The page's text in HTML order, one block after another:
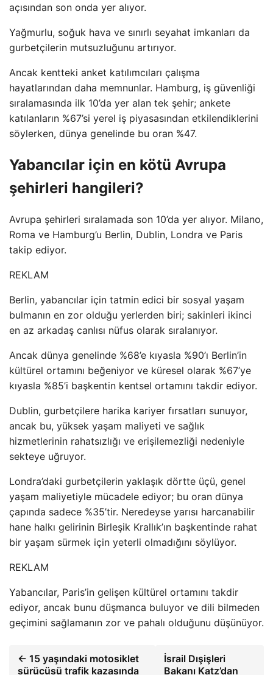
açısından son onda yer alıyor.
Yağmurlu, soğuk hava ve sınırlı seyahat imkanları da
gurbetçilerin mutsuzluğunu artırıyor.
Ancak kentteki anket katılımcıları çalışma
hayatlarından daha memnunlar. Hamburg, iş güvenliği
sıralamasında ilk 10’da yer alan tek şehir; ankete
katılanların %67’si yerel iş piyasasından etkilendiklerini
söylerken, dünya genelinde bu oran %47.
Yabancılar için en kötü Avrupa
şehirleri hangileri?
Avrupa şehirleri sıralamada son 10’da yer alıyor. Milano,
Roma ve Hamburg’u Berlin, Dublin, Londra ve Paris
takip ediyor.
REKLAM
Berlin, yabancılar için tatmin edici bir sosyal yaşam
bulmanın en zor olduğu yerlerden biri; sakinleri ikinci
en az arkadaş canlısı nüfus olarak sıralanıyor.
Ancak dünya genelinde %68’e kıyasla %90’ı Berlin’in
kültürel ortamını beğeniyor ve küresel olarak %67’ye
kıyasla %85’i başkentin kentsel ortamını takdir ediyor.
Dublin, gurbetçilere harika kariyer fırsatları sunuyor,
ancak bu, yüksek yaşam maliyeti ve sağlık
hizmetlerinin rahatsızlığı ve erişilemezliği nedeniyle
sekteye uğruyor.
Londra’daki gurbetçilerin yaklaşık dörtte üçü, genel
yaşam maliyetiyle mücadele ediyor; bu oran dünya
çapında sadece %35’tir. Neredeyse yarısı harcanabilir
hane halkı gelirinin Birleşik Krallık’ın başkentinde rahat
bir yaşam sürmek için yeterli olmadığını söylüyor.
REKLAM
Yabancılar, Paris’in gelişen kültürel ortamını takdir
ediyor, ancak bunu düşmanca buluyor ve dili bilmeden
geçimini sağlamanın zor ve pahalı olduğunu düşünüyor.
← 15 yaşındaki motosiklet
sürücüsü trafik kazasında
İsrail Dışişleri
Bakanı Katz’dan